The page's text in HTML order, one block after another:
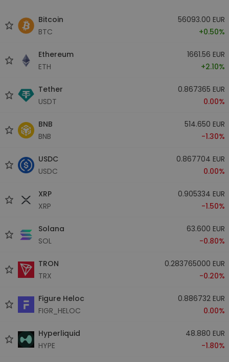
Bitcoin
BTC
56093.00 EUR
+0.50%
Ethereum
ETH
1661.56 EUR
+2.10%
Tether
USDT
0.867365 EUR
0.00%
BNB
BNB
514.650 EUR
-1.30%
USDC
USDC
0.867704 EUR
0.00%
XRP
XRP
0.905334 EUR
-1.50%
Solana
SOL
63.600 EUR
-0.80%
TRON
TRX
0.283765000 EUR
-0.20%
Figure Heloc
FIGR_HELOC
0.886732 EUR
0.00%
Hyperliquid
HYPE
48.880 EUR
-1.80%